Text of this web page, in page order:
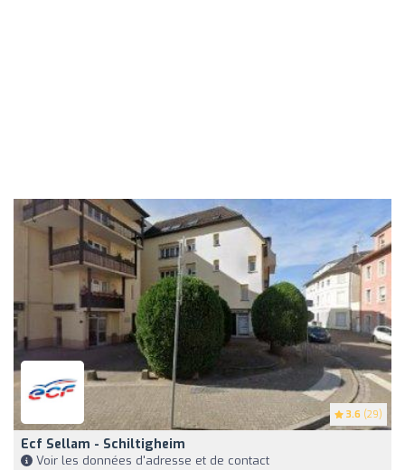
3.6 (29)
Ecf Sellam - Schiltigheim
Voir les données d'adresse et de contact